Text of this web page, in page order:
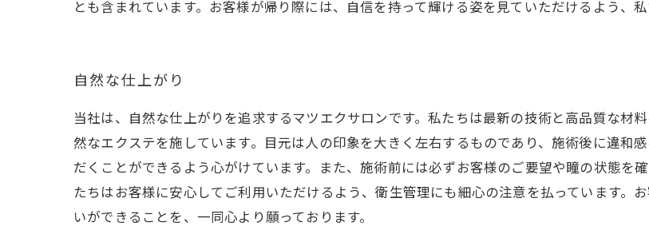
とも含まれています。お客様が帰り際には、自信を持って輝ける姿を見ていただけるよう、
自然な仕上がり
当社は、自然な仕上がりを追求するマツエクサロンです。私たちは最新の技術と高品質な材
然なエクステを施しています。目元は人の印象を大きく左右するものであり、施術後に違和
だくことができるよう心がけています。また、施術前には必ずお客様のご要望や瞳の状態を
たちはお客様に安心してご利用いただけるよう、衛生管理にも細心の注意を払っています。
いができることを、一同心より願っております。